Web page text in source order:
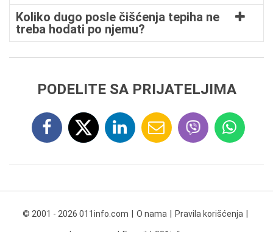
Koliko dugo posle čišćenja tepiha ne
treba hodati po njemu?
PODELITE SA PRIJATELJIMA
© 2001 - 2026 011info.com O nama Pravila korišćenja